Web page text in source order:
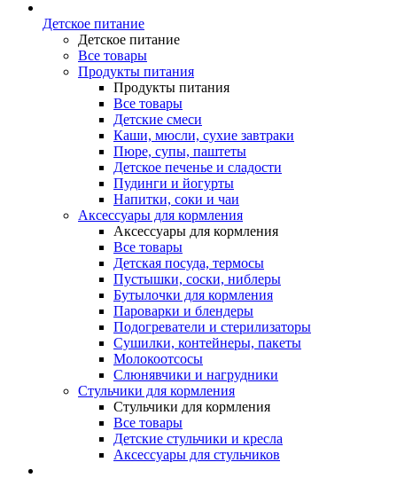
Детское питание
Детское питание
Все товары
Продукты питания
Продукты питания
Все товары
Детские смеси
Каши, мюсли, сухие завтраки
Пюре, супы, паштеты
Детское печенье и сладости
Пудинги и йогурты
Напитки, соки и чаи
Аксессуары для кормления
Аксессуары для кормления
Все товары
Детская посуда, термосы
Пустышки, соски, ниблеры
Бутылочки для кормления
Пароварки и блендеры
Подогреватели и стерилизаторы
Сушилки, контейнеры, пакеты
Молокоотсосы
Слюнявчики и нагрудники
Стульчики для кормления
Стульчики для кормления
Все товары
Детские стульчики и кресла
Аксессуары для стульчиков